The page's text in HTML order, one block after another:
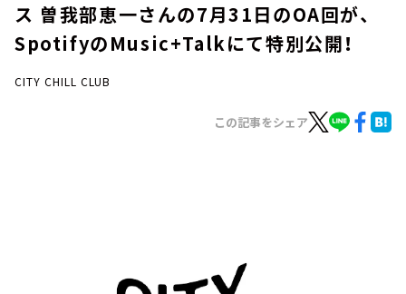
ス 曽我部恵一さんの7月31日のOA回が、
SpotifyのMusic+Talkにて特別公開！
CITY CHILL CLUB
この記事をシェア